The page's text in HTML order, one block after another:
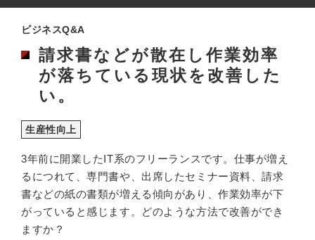
ビジネスQ&A
請求書などが散在し作業効率
が落ちている現状を改善した
い。
生産性向上
3年前に開業したIT系のフリーランスです。仕事が増え
るにつれて、専門書や、出席したセミナー資料、請求
書などの紙の書類が増える傾向があり、作業効率が下
がっていると感じます。どのような方法で改善ができ
ますか？